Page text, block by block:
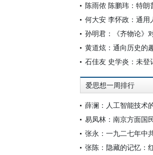
黄道炫：通向历史的
爱思想一周排行